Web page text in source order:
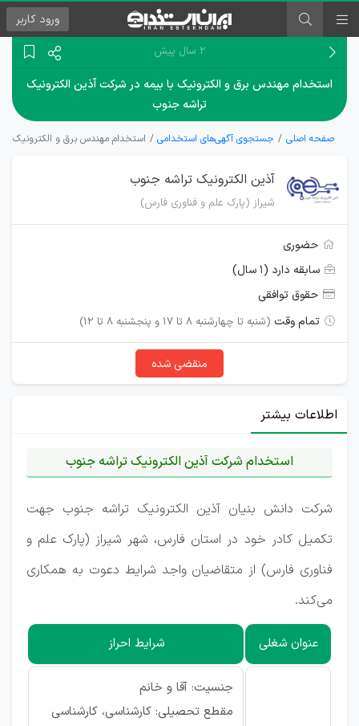
ورود کاربر
۲ سال پیش
استخدام مهندس برق و الکترونیک با بیمه در شرکت آذین الکترونیک
تراشه جنوب
صفحه اصلی جستجوی آگهی‌های استخدامی استخدام مهندس برق و الکترونیک
آذین الکترونیک تراشه جنوب
شیراز (پارک علم و فناوری فارس)
حضوری
سابقه دارد (۱ سال)
حقوق توافقی
تمام وقت (شنبه تا چهارشنبه 8 تا 17 و پنجشنبه 8 تا 12)
منقضی شده
اطلاعات بیشتر
استخدام شرکت آذین الکترونیک تراشه جنوب
شرکت دانش بنیان آذین الکترونیک تراشه جنوب جهت
تکمیل کادر خود در استان فارس، شهر شیراز (پارک علم و
فناوری فارس) از متقاضیان واجد شرایط دعوت به همکاری
می‌کند.
عنوان شغلی شرایط احراز
جنسیت: آقا و خانم
مقطع تحصیلی: کارشناسی، کارشناسی